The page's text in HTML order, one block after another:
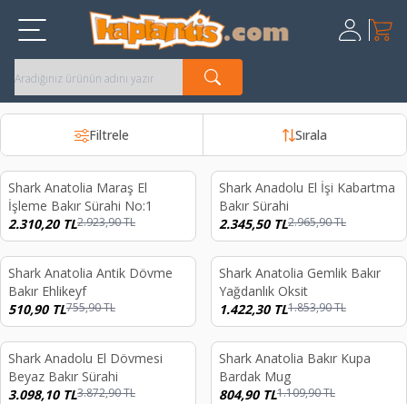
Üye
Kayıt Ol
Sepet
Filtrele Sırala
%21
Shark Anatolia Maraş El
İşleme Bakır Sürahi No:1
2.310,20TL2.923,90TL
%21
Shark Anadolu El İşi Kabartma
Bakır Sürahi
2.345,50TL2.965,90TL
%32
Shark Anatolia Antik Dövme
Bakır Ehlikeyf
510,90TL755,90TL
%23
Shark Anatolia Gemlik Bakır
Yağdanlık Oksit
1.422,30TL1.853,90TL
%20
Shark Anadolu El Dövmesi
Beyaz Bakır Sürahi
3.098,10TL3.872,90TL
%27
Shark Anatolia Bakır Kupa
Bardak Mug
804,90TL1.109,90TL